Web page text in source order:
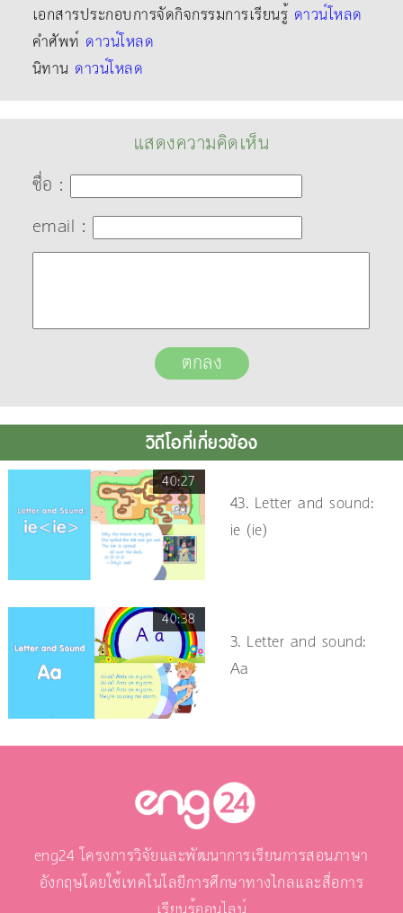
เอกสารประกอบการจัดกิจกรรมการเรียนรู้ ดาวน์โหลด
คำศัพท์ ดาวน์โหลด
นิทาน ดาวน์โหลด
แสดงความคิดเห็น
ชื่อ :
email :
วิดีโอที่เกี่ยวข้อง
40:27
43. Letter and sound:
ie (ie)
40:38
3. Letter and sound:
Aa
eng24 โครงการวิจัยและพัฒนาการเรียนการสอนภาษา
อังกฤษโดยใช้เทคโนโลยีการศึกษาทางไกลและสื่อการ